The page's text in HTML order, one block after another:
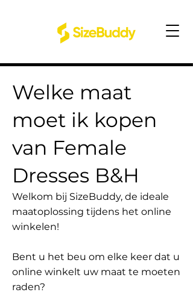
Welke maat
moet ik kopen
van Female
Dresses B&H
Welkom bij SizeBuddy, de ideale
maatoplossing tijdens het online
winkelen!
Bent u het beu om elke keer dat u
online winkelt uw maat te moeten
raden?